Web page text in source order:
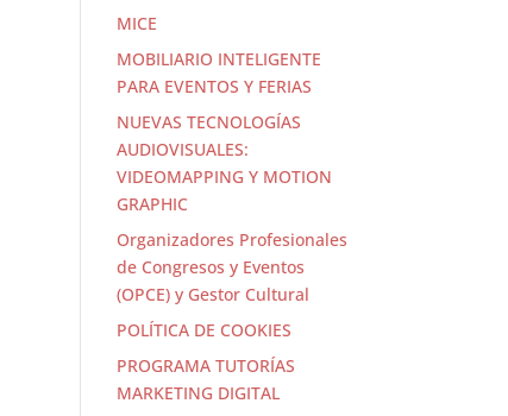
MICE
MOBILIARIO INTELIGENTE
PARA EVENTOS Y FERIAS
NUEVAS TECNOLOGÍAS
AUDIOVISUALES:
VIDEOMAPPING Y MOTION
GRAPHIC
Organizadores Profesionales
de Congresos y Eventos
(OPCE) y Gestor Cultural
POLÍTICA DE COOKIES
PROGRAMA TUTORÍAS
MARKETING DIGITAL